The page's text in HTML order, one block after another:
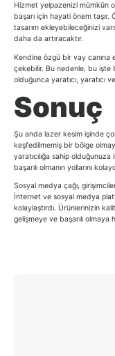
Hizmet yelpazenizi mümkün
başarı için hayati önem
tasarım ekleyebileceğinizi
daha da artıracaktır.
Kendine özgü bir vay
çekebilir. Bu nedenle, bu işte
olduğunca yaratıcı, yaratıcı
Sonuç
Şu anda lazer kesim işinde
keşfedilmemiş bir bölge
yaratıcılığa sahip olduğunuza
başarılı olmanın yollarını
Sosyal medya çağı,
İnternet ve sosyal medya
kolaylaştırdı. Ürünlerinizin
gelişmeye ve başarılı olmaya